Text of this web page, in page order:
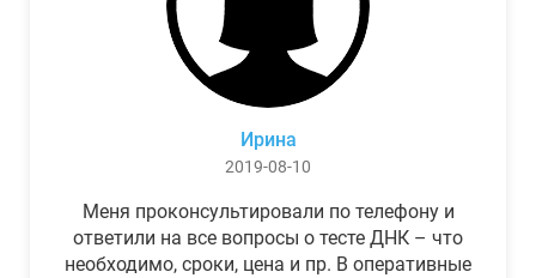
Ирина
2019-08-10
Меня проконсультировали по телефону и
ответили на все вопросы о тесте ДНК – что
необходимо, сроки, цена и пр. В оперативные